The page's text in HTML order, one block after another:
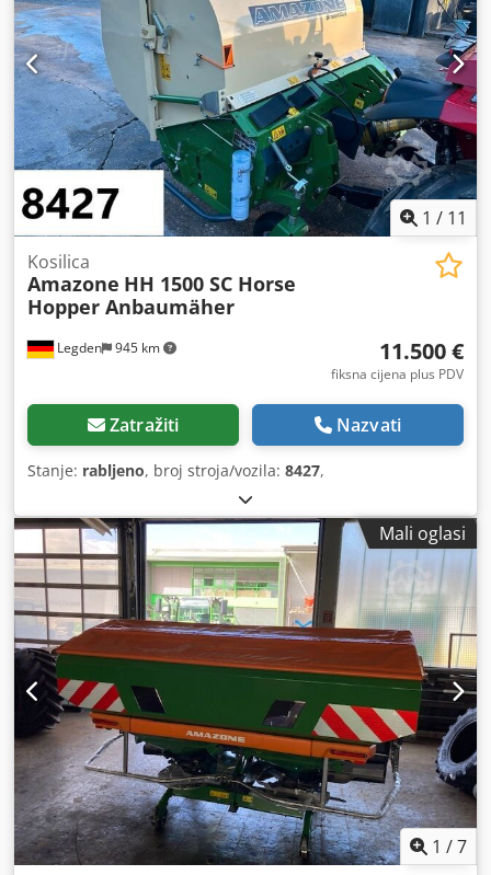
1 / 11
Legden 945 km
Kosilica
Amazone HH 1500 SC Horse
Hopper Anbaumäher
11.500 €
fiksna cijena plus PDV
Zatražiti Nazvati
Stanje: rabljeno, broj stroja/vozila: 8427,
Mali oglasi
1 /7